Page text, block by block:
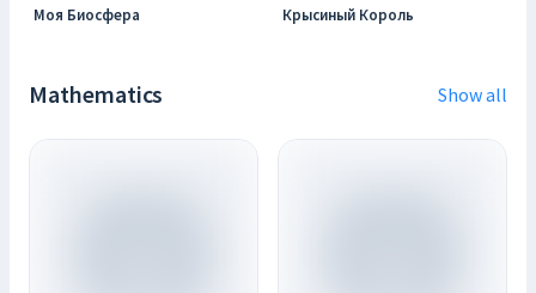
Моя Биосфера
Крысиный Король
Mathematics Show all